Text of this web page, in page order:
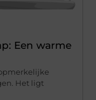
Een warme
Het ligt